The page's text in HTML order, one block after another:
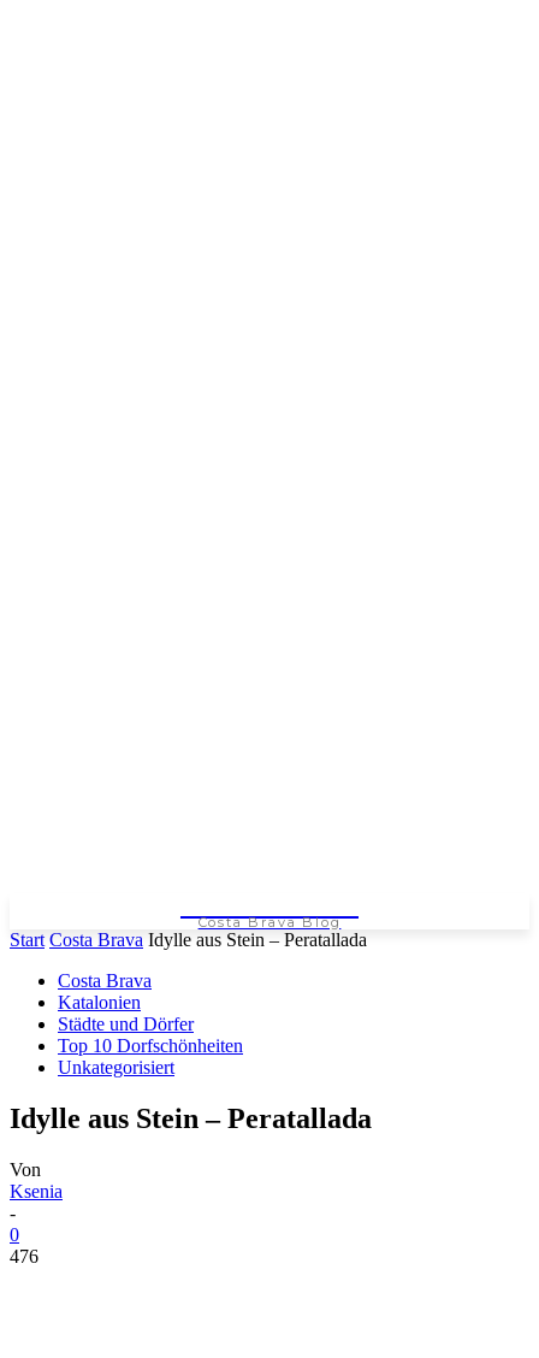
Costa Brava Blog
Start Costa Brava Idylle aus Stein – Peratallada
Costa Brava
Katalonien
Städte und Dörfer
Top 10 Dorfschönheiten
Unkategorisiert
Idylle aus Stein – Peratallada
Von
Ksenia
-
0
476